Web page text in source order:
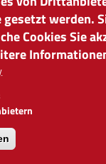
BOZEN
60 | I-39100
|
werden.
Cookies Sie